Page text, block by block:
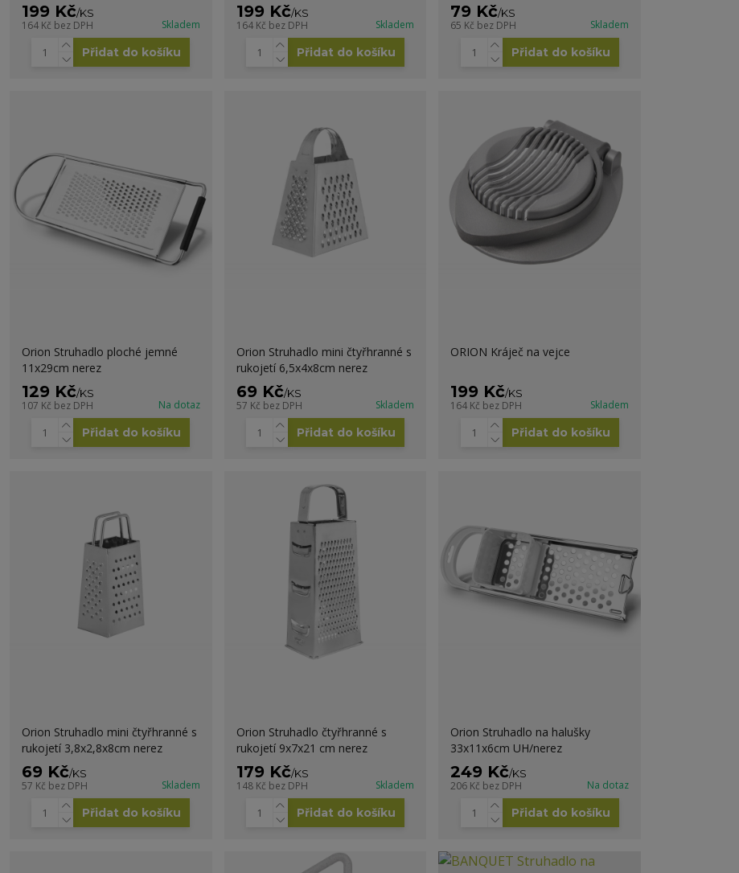
199 Kč/KS
164 Kč bez DPH Skladem
Přidat do košíku
199 Kč/KS
164 Kč bez DPH Skladem
Přidat do košíku
79 Kč/KS
65 Kč bez DPH Skladem
Přidat do košíku
Orion Struhadlo ploché jemné
11x29cm nerez
129 Kč/KS
107 Kč bez DPH Na dotaz
Přidat do košíku
Orion Struhadlo mini čtyřhranné s
rukojetí 6,5x4x8cm nerez
69 Kč/KS
57 Kč bez DPH Skladem
Přidat do košíku
ORION Kráječ na vejce
199 Kč/KS
164 Kč bez DPH Skladem
Přidat do košíku
Orion Struhadlo mini čtyřhranné s
rukojetí 3,8x2,8x8cm nerez
69 Kč/KS
57 Kč bez DPH Skladem
Přidat do košíku
Orion Struhadlo čtyřhranné s
rukojetí 9x7x21 cm nerez
179 Kč/KS
148 Kč bez DPH Skladem
Přidat do košíku
Orion Struhadlo na halušky
33x11x6cm UH/nerez
249 Kč/KS
206 Kč bez DPH Na dotaz
Přidat do košíku